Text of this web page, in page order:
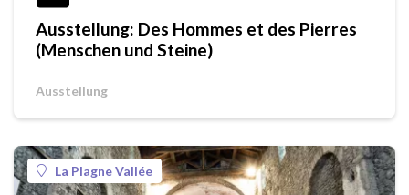
Ausstellung: Des Hommes et des Pierres
(Menschen und Steine)
Ausstellung
La Plagne Vallée